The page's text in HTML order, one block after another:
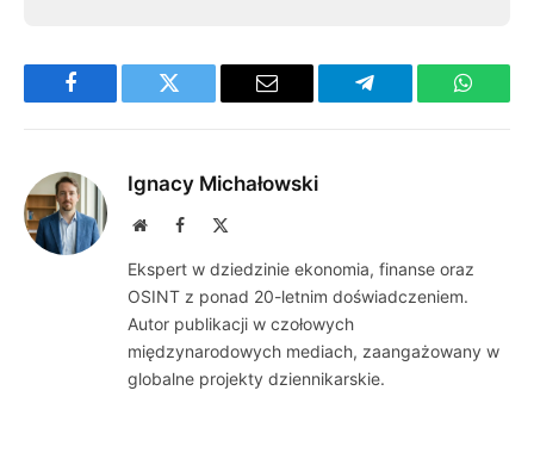
Facebook Twitter Email Telegram
Ignacy Michałowski
WebsiteFacebook
Ekspert w dziedzinie ekonomia, finanse oraz
OSINT z ponad 20-letnim doświadczeniem.
Autor publikacji w czołowych
międzynarodowych mediach, zaangażowany w
globalne projekty dziennikarskie.